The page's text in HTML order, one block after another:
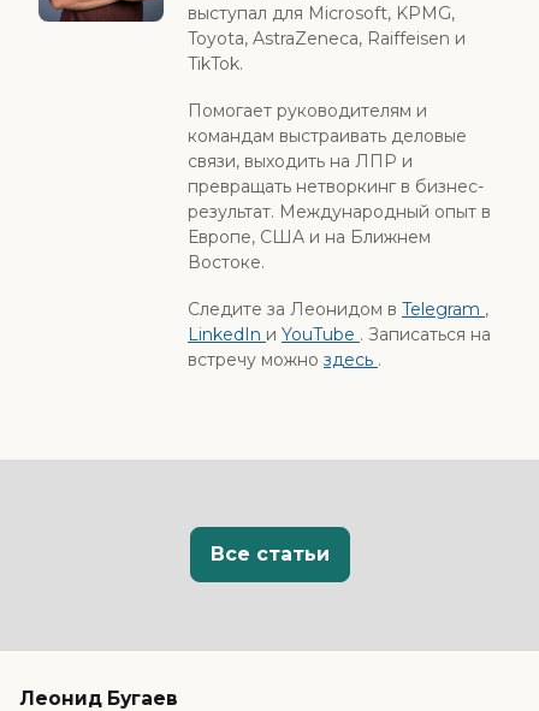
выступал для Microsoft, KPMG,
Toyota, AstraZeneca, Raiffeisen и
TikTok.
Помогает руководителям и
командам выстраивать деловые
связи, выходить на ЛПР и
превращать нетворкинг в бизнес-
результат. Международный опыт в
Европе, США и на Ближнем
Востоке.
Следите за Леонидом в Telegram ,
LinkedIn и YouTube . Записаться на
встречу можно здесь .
Все статьи
Леонид Бугаев